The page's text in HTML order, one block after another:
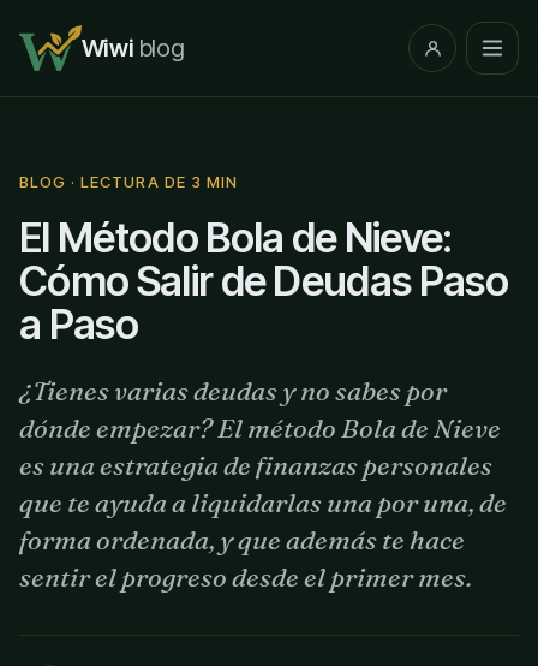
Wiwi blog
BLOG · LECTURA DE 3 MIN
El Método Bola de Nieve:
Cómo Salir de Deudas Paso
a Paso
¿Tienes varias deudas y no sabes por
dónde empezar? El método Bola de Nieve
es una estrategia de finanzas personales
que te ayuda a liquidarlas una por una, de
forma ordenada, y que además te hace
sentir el progreso desde el primer mes.